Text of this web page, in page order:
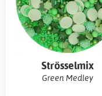
Strösselmix
Green Medley